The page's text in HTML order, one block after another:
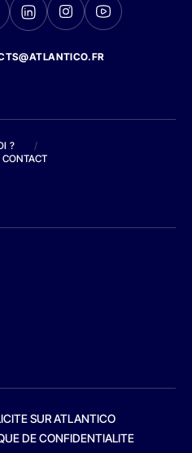
?
/
CONTACT
SUR ATLANTICO
DE CONFIDENTIALITE